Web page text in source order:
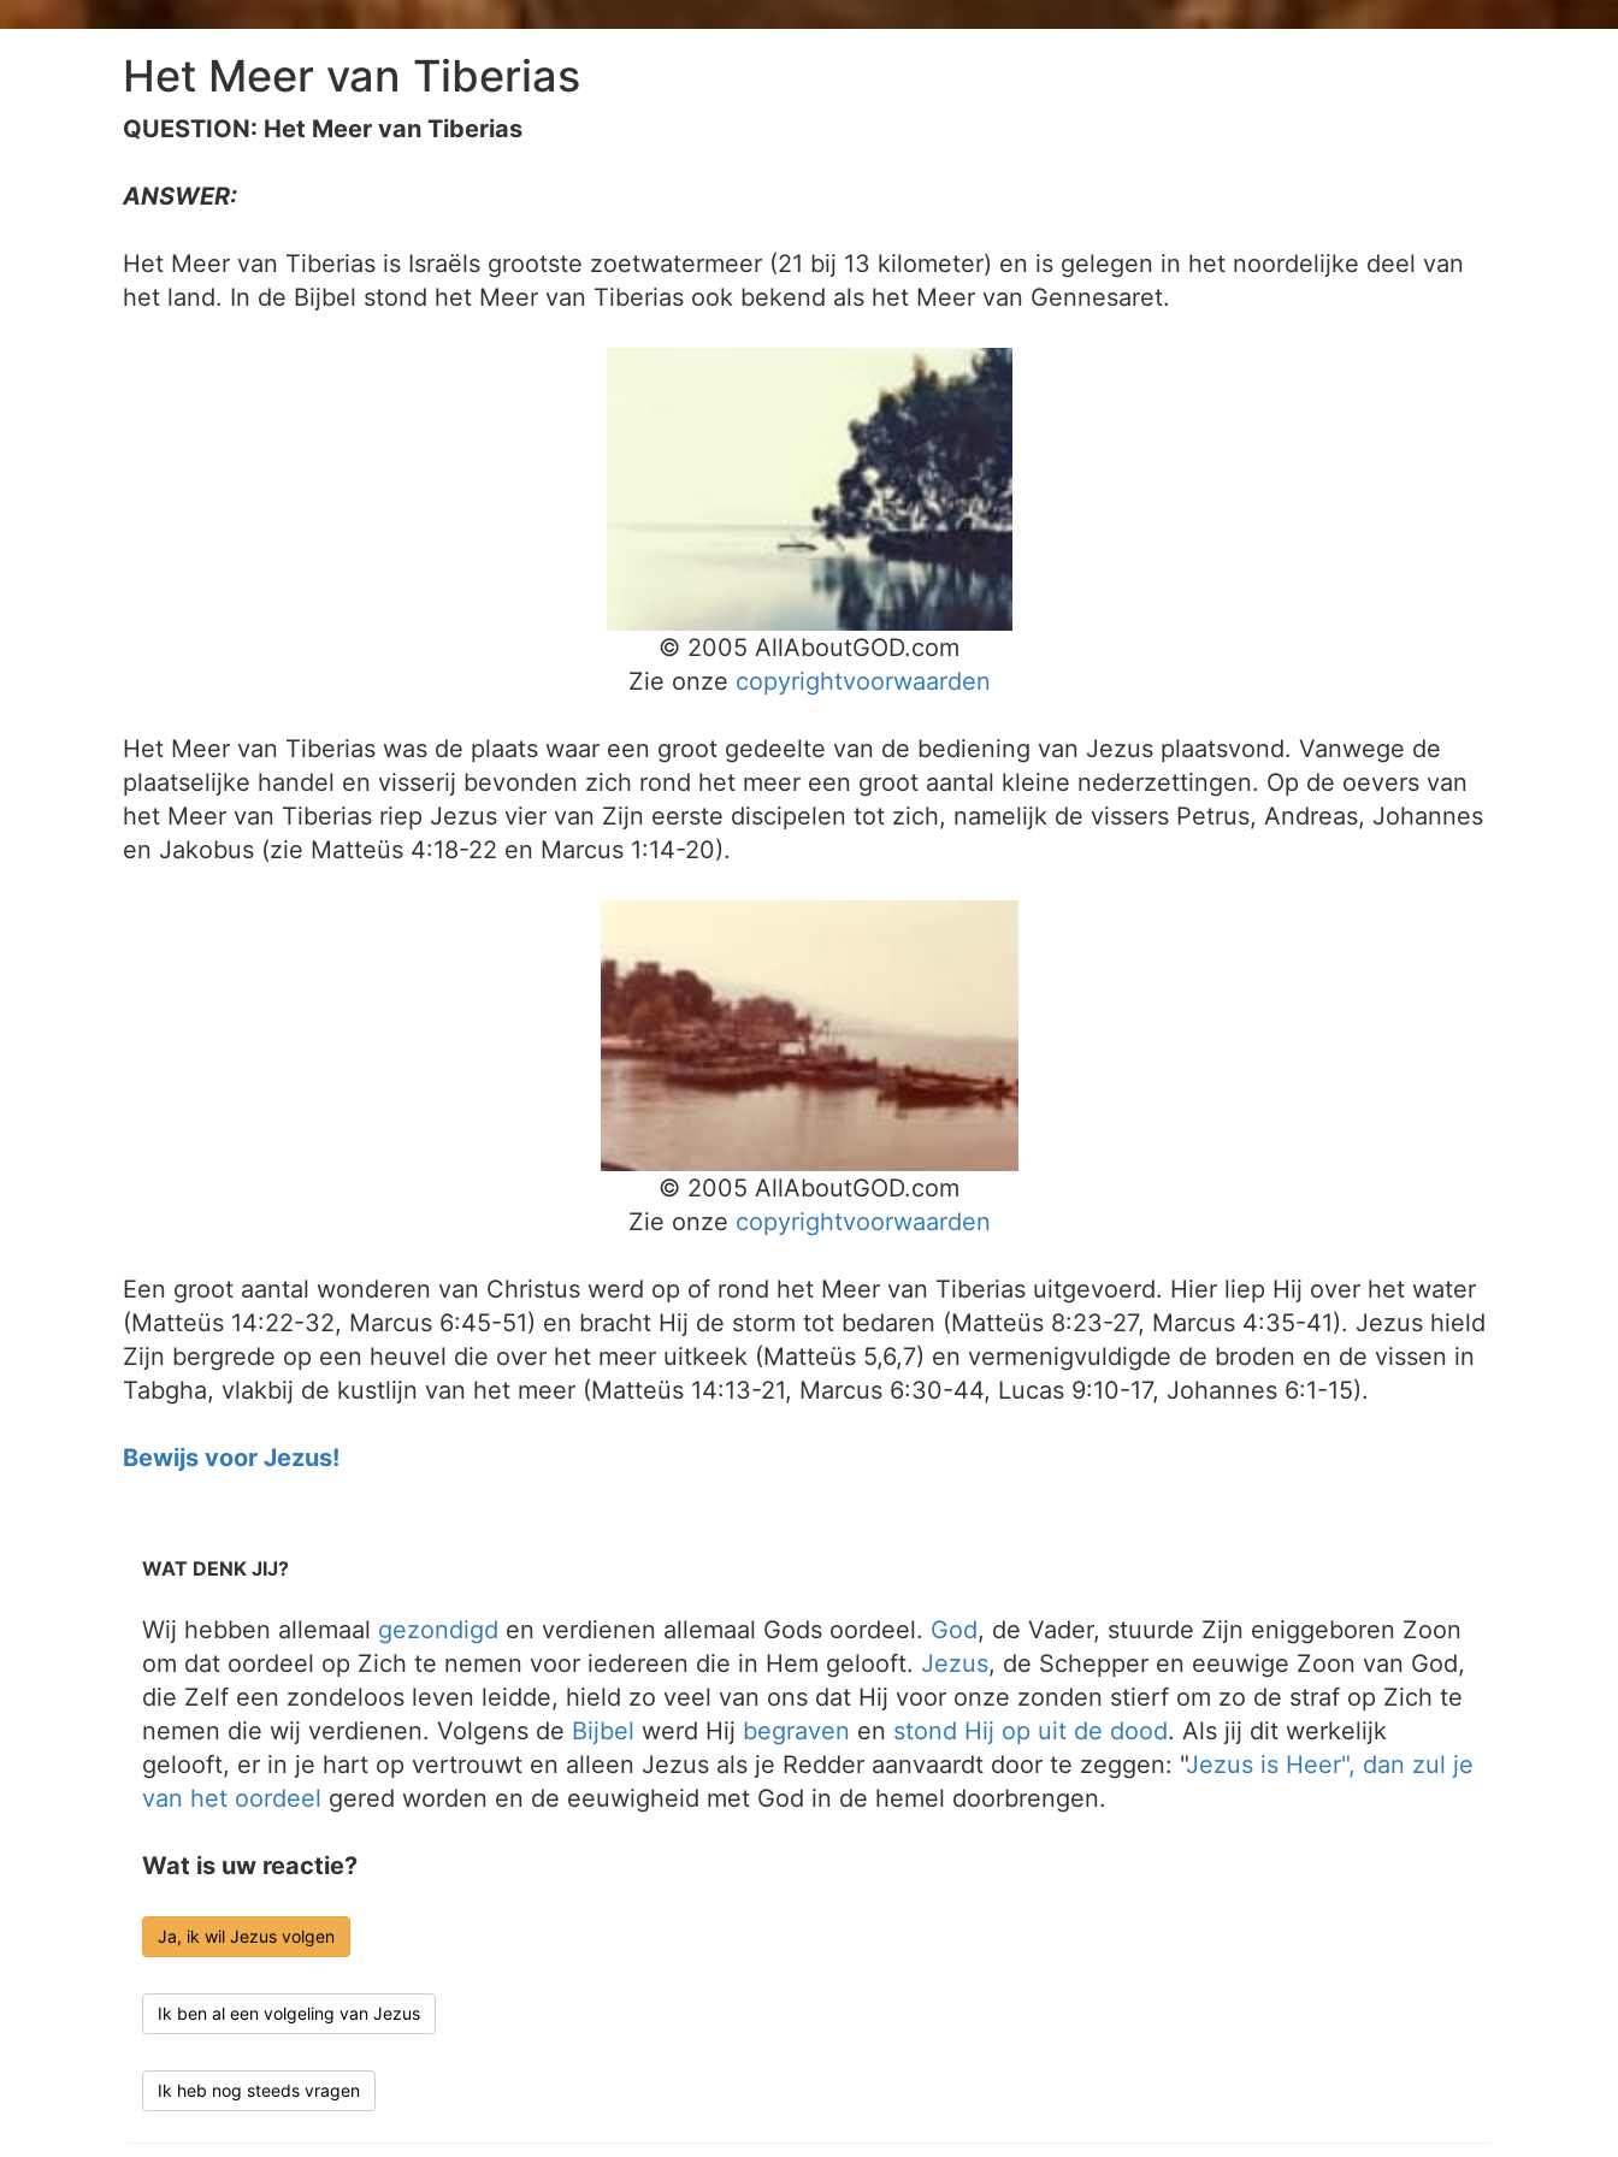
Het Meer van Tiberias
QUESTION: Het Meer van Tiberias
ANSWER:
Het Meer van Tiberias is Israëls grootste zoetwatermeer (21 bij 13 kilometer) en is gelegen in het noordelijke deel van
het land. In de Bijbel stond het Meer van Tiberias ook bekend als het Meer van Gennesaret.
© 2005 AllAboutGOD.com
Zie onze copyrightvoorwaarden
Het Meer van Tiberias was de plaats waar een groot gedeelte van de bediening van Jezus plaatsvond. Vanwege de
plaatselijke handel en visserij bevonden zich rond het meer een groot aantal kleine nederzettingen. Op de oevers van
het Meer van Tiberias riep Jezus vier van Zijn eerste discipelen tot zich, namelijk de vissers Petrus, Andreas, Johannes
en Jakobus (zie Matteüs 4:18-22 en Marcus 1:14-20).
© 2005 AllAboutGOD.com
Zie onze copyrightvoorwaarden
Een groot aantal wonderen van Christus werd op of rond het Meer van Tiberias uitgevoerd. Hier liep Hij over het water
(Matteüs 14:22-32, Marcus 6:45-51) en bracht Hij de storm tot bedaren (Matteüs 8:23-27, Marcus 4:35-41). Jezus hield
Zijn bergrede op een heuvel die over het meer uitkeek (Matteüs 5,6,7) en vermenigvuldigde de broden en de vissen in
Tabgha, vlakbij de kustlijn van het meer (Matteüs 14:13-21, Marcus 6:30-44, Lucas 9:10-17, Johannes 6:1-15).
Bewijs voor Jezus!
WAT DENK JIJ?
Wij hebben allemaal gezondigd en verdienen allemaal Gods oordeel. God, de Vader, stuurde Zijn eniggeboren Zoon
om dat oordeel op Zich te nemen voor iedereen die in Hem gelooft. Jezus, de Schepper en eeuwige Zoon van God,
die Zelf een zondeloos leven leidde, hield zo veel van ons dat Hij voor onze zonden stierf om zo de straf op Zich te
nemen die wij verdienen. Volgens de Bijbel werd Hij begraven en stond Hij op uit de dood. Als jij dit werkelijk
gelooft, er in je hart op vertrouwt en alleen Jezus als je Redder aanvaardt door te zeggen: "Jezus is Heer", dan zul je
van het oordeel gered worden en de eeuwigheid met God in de hemel doorbrengen.
Wat is uw reactie?
Ja, ik wil Jezus volgen
Ik ben al een volgeling van Jezus
Ik heb nog steeds vragen